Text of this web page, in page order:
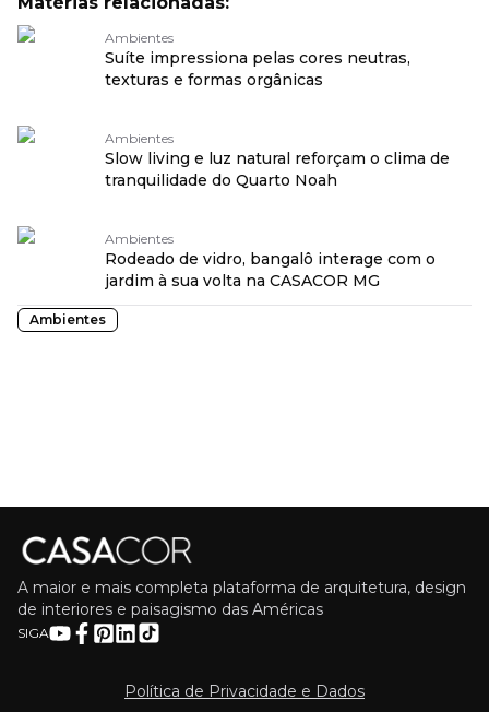
Ambientes
Suíte impressiona pelas cores neutras,
texturas e formas orgânicas
Ambientes
Slow living e luz natural reforçam o clima de
tranquilidade do Quarto Noah
Ambientes
Rodeado de vidro, bangalô interage com o
jardim à sua volta na CASACOR MG
Ambientes
A maior e mais completa plataforma de arquitetura, design
de interiores e paisagismo das Américas
SIGA
Política de Privacidade e Dados